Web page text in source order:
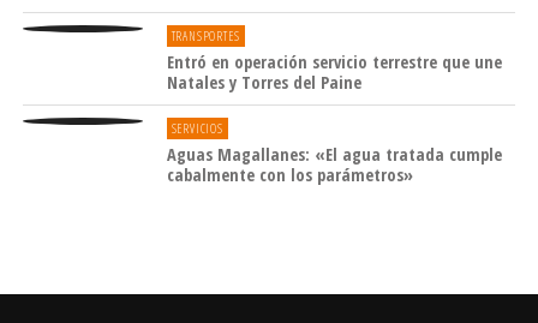
TRANSPORTES
Entró en operación servicio terrestre que une
Natales y Torres del Paine
SERVICIOS
Aguas Magallanes: «El agua tratada cumple
cabalmente con los parámetros»